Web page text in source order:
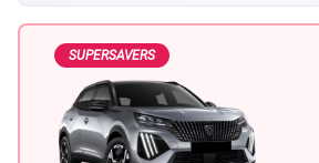
SUPERSAVERS